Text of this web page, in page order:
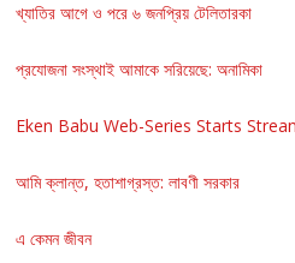
খ্যাতির আগে ও পরে ৬ জনপ্রিয় টেলিতারকা
প্রযোজনা সংস্থাই আমাকে সরিয়েছে: অনামিকা
Eken Babu Web-Series Starts
আমি ক্লান্ত, হতাশাগ্রস্ত: লাবণী সরকার
এ কেমন জীবন